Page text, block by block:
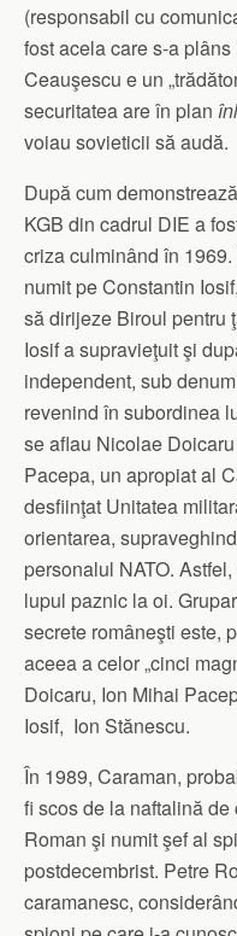
(responsabil cu
fost acela care s-a
Ceauşescu e un
securitatea are în plan
voiau sovieticii să audă.
După cum
KGB din cadrul DIE a
criza culminând în
numit pe Constantin
să dirijeze Biroul pentru
Iosif a supravieţuit şi
independent, sub
revenind în subordinea
se aflau Nicolae
Pacepa, un apropiat al
desfiinţat Unitatea
orientarea,
personalul NATO.
lupul paznic la oi.
secrete româneşti este,
aceea a celor „cinci
Doicaru, Ion Mihai
Iosif, Ion Stănescu.
În 1989, Caraman,
fi scos de la naftalină
Roman şi numit şef al
postdecembrist. Petre
caramanesc,